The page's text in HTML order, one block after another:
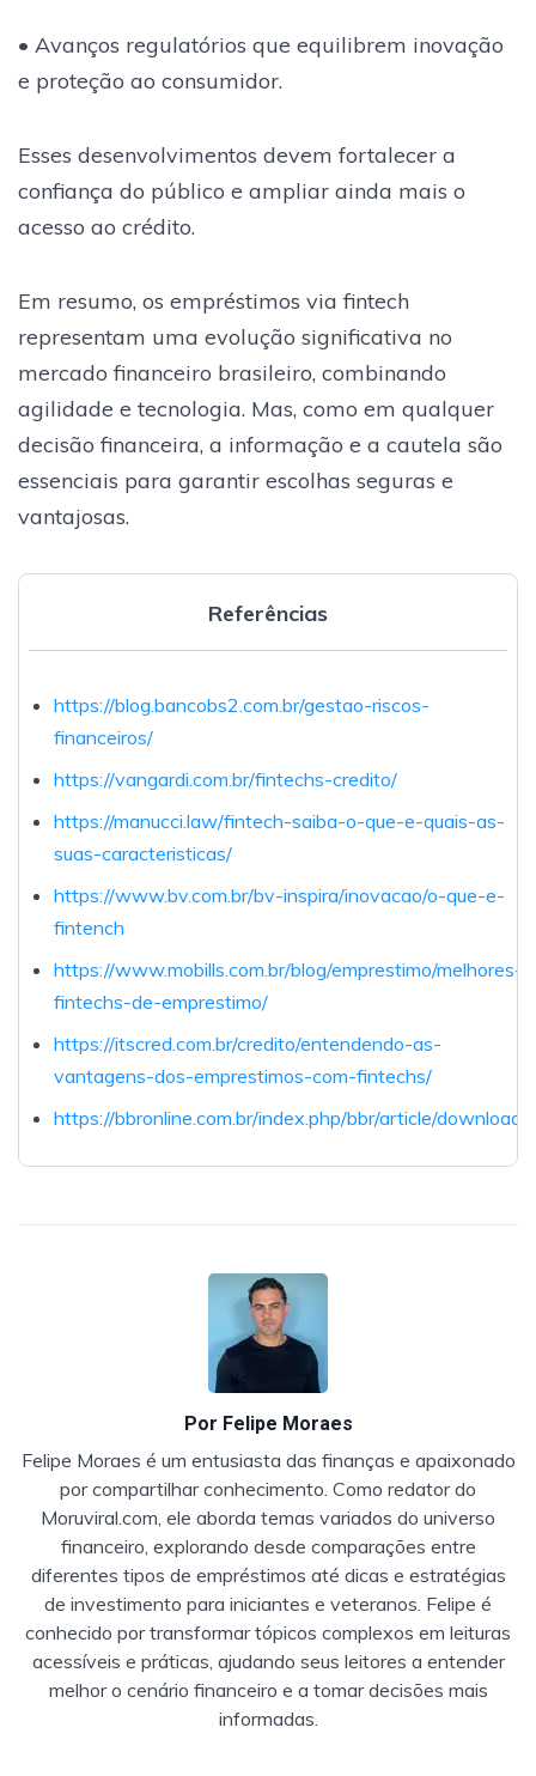
• Avanços regulatórios que equilibrem inovação
e proteção ao consumidor.
Esses desenvolvimentos devem fortalecer a
confiança do público e ampliar ainda mais o
acesso ao crédito.
Em resumo, os empréstimos via fintech
representam uma evolução significativa no
mercado financeiro brasileiro, combinando
agilidade e tecnologia. Mas, como em qualquer
decisão financeira, a informação e a cautela são
essenciais para garantir escolhas seguras e
vantajosas.
Referências
https://blog.bancobs2.com.br/gestao-riscos-
financeiros/
https://vangardi.com.br/fintechs-credito/
https://manucci.law/fintech-saiba-o-que-e-quais-as-
suas-caracteristicas/
https://www.bv.com.br/bv-inspira/inovacao/o-que-e-
fintench
https://www.mobills.com.br/blog/emprestimo/melhores-
fintechs-de-emprestimo/
https://itscred.com.br/credito/entendendo-as-
vantagens-dos-emprestimos-com-fintechs/
https://bbronline.com.br/index.php/bbr/article/
Por Felipe Moraes
Felipe Moraes é um entusiasta das finanças e apaixonado
por compartilhar conhecimento. Como redator do
Moruviral.com, ele aborda temas variados do universo
financeiro, explorando desde comparações entre
diferentes tipos de empréstimos até dicas e estratégias
de investimento para iniciantes e veteranos. Felipe é
conhecido por transformar tópicos complexos em leituras
acessíveis e práticas, ajudando seus leitores a entender
melhor o cenário financeiro e a tomar decisões mais
informadas.